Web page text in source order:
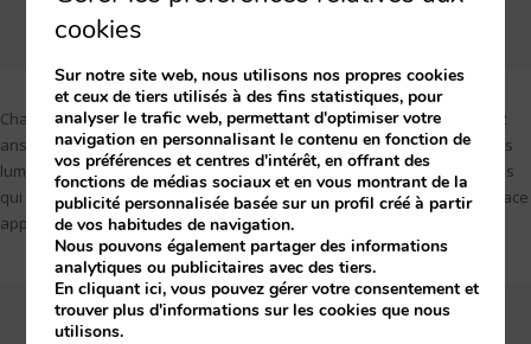
Taille: 40 m2
Chambre idéale pour 3 adultes ou 2 adultes et un enfant de plus de 12
ans, avec possibilité d'ajouter 1 lit bébé. Avec de grandes fenêtres, très
lumineuse, des planchers de bois et des meubles élégamment décorés
qui varient en tonalité en fonction de l'étage où ils se trouvent. La surface
approximative est de 35,00 m2.
A partir de 243€ par nuit
cookies
Sur notre site web, nous utilisons nos propres cookies
et ceux de tiers utilisés à des fins statistiques, pour
analyser le trafic web, permettant d'optimiser votre
navigation en personnalisant le contenu en fonction de
vos préférences et centres d'intérêt, en offrant des
fonctions de médias sociaux et en vous montrant de la
publicité personnalisée basée sur un profil créé à partir
de vos habitudes de navigation.
Nous pouvons également partager des informations
analytiques ou publicitaires avec des tiers.
En cliquantici, vous pouvez gérer votre consentement et
trouver plus d'informations sur les cookies que nous
utilisons.